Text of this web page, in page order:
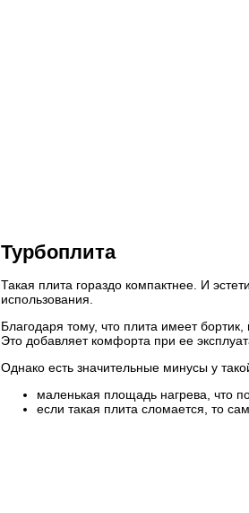
Турбоплита
Такая плита гораздо компактнее. И
использования.
Благодаря тому, что плита имеет
Это добавляет комфорта при ее
Однако есть значительные минусы у
маленькая площадь нагрева, что
если такая плита сломается, то